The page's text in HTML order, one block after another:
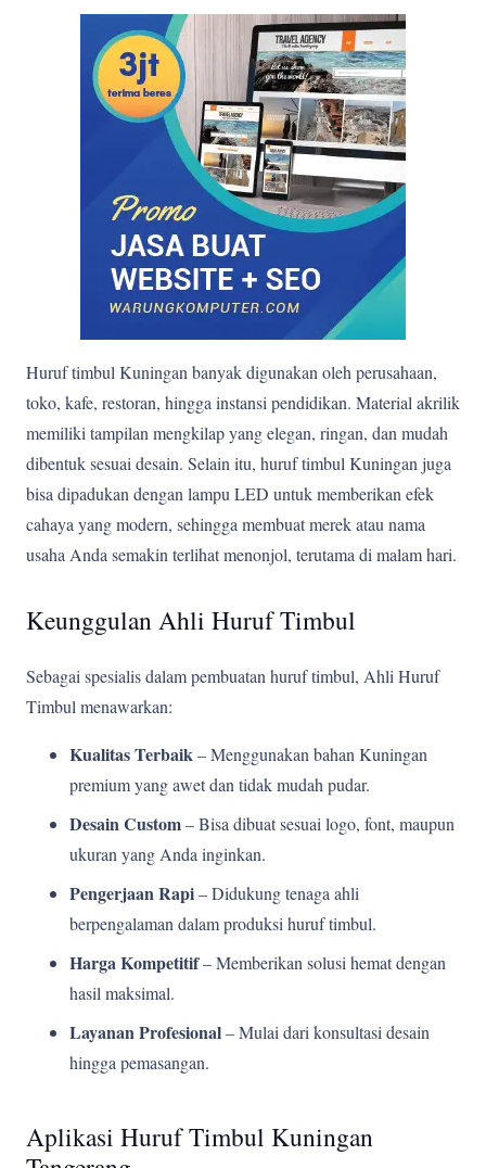
Huruf timbul Kuningan banyak digunakan oleh perusahaan,
toko, kafe, restoran, hingga instansi pendidikan. Material akrilik
memiliki tampilan mengkilap yang elegan, ringan, dan mudah
dibentuk sesuai desain. Selain itu, huruf timbul Kuningan juga
bisa dipadukan dengan lampu LED untuk memberikan efek
cahaya yang modern, sehingga membuat merek atau nama
usaha Anda semakin terlihat menonjol, terutama di malam hari.
Keunggulan Ahli Huruf Timbul
Sebagai spesialis dalam pembuatan huruf timbul, Ahli Huruf
Timbul menawarkan:
Kualitas Terbaik– Menggunakan bahan Kuningan
premium yang awet dan tidak mudah pudar.
Desain Custom– Bisa dibuat sesuai logo, font, maupun
ukuran yang Anda inginkan.
Pengerjaan Rapi– Didukung tenaga ahli
berpengalaman dalam produksi huruf timbul.
Harga Kompetitif– Memberikan solusi hemat dengan
hasil maksimal.
Layanan Profesional– Mulai dari konsultasi desain
hingga pemasangan.
Aplikasi Huruf Timbul Kuningan